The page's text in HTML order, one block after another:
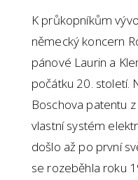
K průkopníkům
německý koncern
pánové Laurin a
počátku 20. století.
Boschova patentu
vlastní systém
došlo až po první
se rozeběhla roku